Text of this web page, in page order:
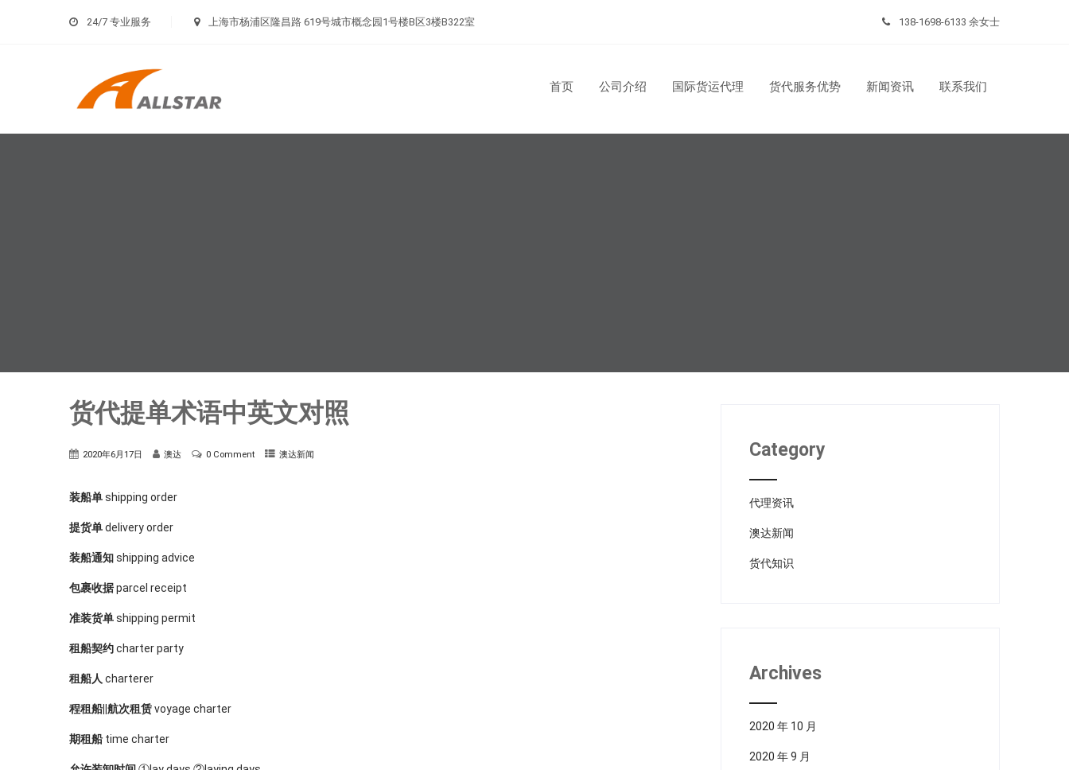
24/7 专业服务 上海市杨浦区隆昌路 619号城市概念园1号楼B区3楼B322室 138-1698-6133 余女士
首页 公司介绍 国际货运代理 货代服务优势 新闻资讯 联系我们
货代提单术语中英文对照
2020年6月17日 澳达 0 Comment 澳达新闻
装船单shipping order
提货单delivery order
装船通知shipping advice
包裹收据parcel receipt
准装货单shipping permit
租船契约charter party
租船人 charterer
程租船||航次租赁voyage charter
期租船time charter
Category
代理资讯
澳达新闻
货代知识
Archives
2020 年 10 月
2020 年 9 月